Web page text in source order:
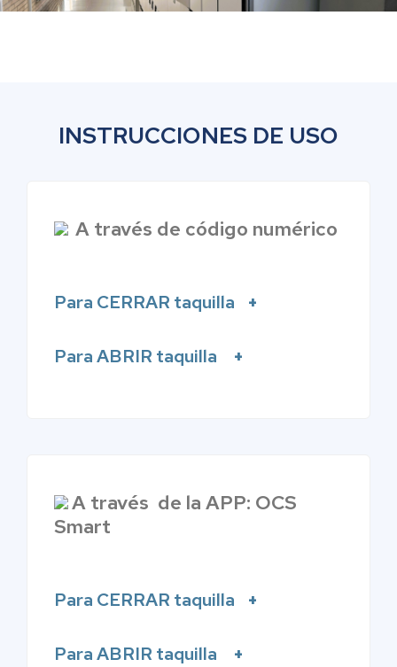
INSTRUCCIONES DE USO
A través de código numérico
Para CERRAR taquilla
Para ABRIR taquilla
A través de la APP: OCS
Smart
Para CERRAR taquilla
Para ABRIR taquilla